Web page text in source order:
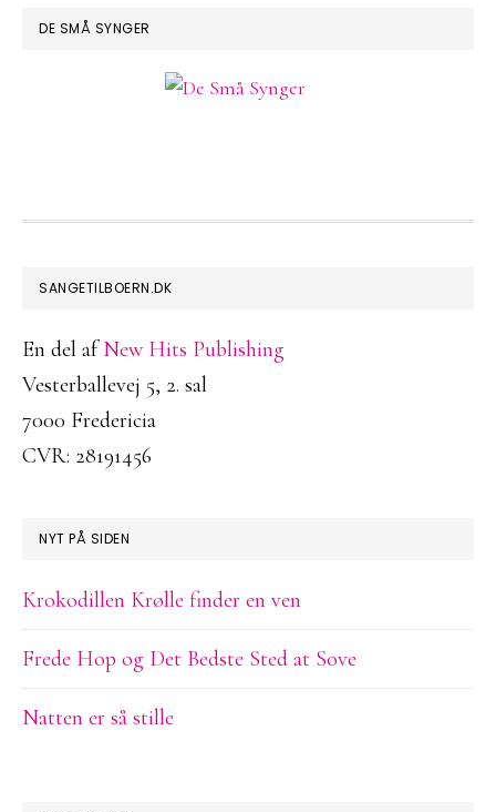
DE SMÅ SYNGER
FOOTER
SANGETILBOERN.DK
En del afNew Hits Publishing
Vesterballevej 5, 2. sal
7000 Fredericia
CVR: 28191456
NYT PÅ SIDEN
Krokodillen Krølle finder en ven
Frede Hop og Det Bedste Sted at Sove
Natten er så stille